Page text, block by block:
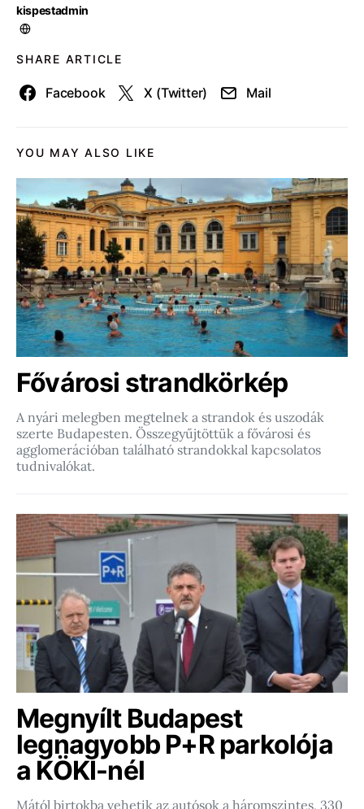
kispestadmin
SHARE ARTICLE
Facebook X (Twitter) Mail
YOU MAY ALSO LIKE
Fővárosi strandkörkép
A nyári melegben megtelnek a strandok és uszodák
szerte Budapesten. Összegyűjtöttük a fővárosi és
agglomerációban található strandokkal kapcsolatos
tudnivalókat.
Megnyílt Budapest
legnagyobb P+R parkolója
a KÖKI-nél
Mától birtokba vehetik az autósok a háromszintes, 330